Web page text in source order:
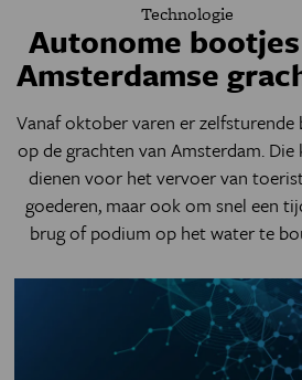
Technologie
Autonome
Amsterdamse
Vanaf oktober varen er
op de grachten van Amsterdam. Die
dienen voor het vervoer van
goederen, maar ook om snel een
brug of podium op het water te